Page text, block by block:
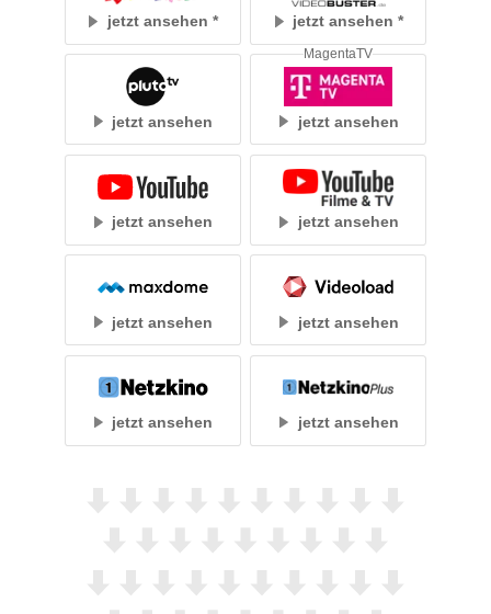
jetzt ansehen jetzt ansehen
jetzt ansehen jetzt ansehen
MagentaTV
jetzt ansehen jetzt ansehen
jetzt ansehen jetzt ansehen
jetzt ansehen jetzt ansehen